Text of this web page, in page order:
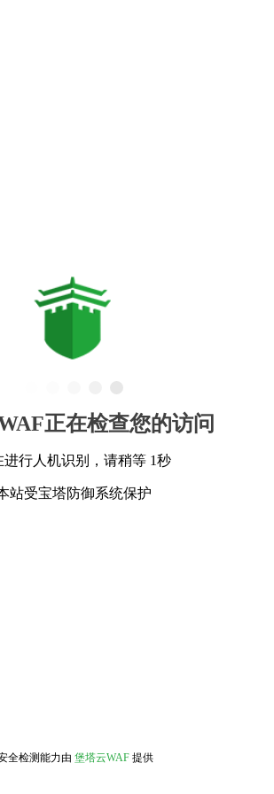
正在检查您的访问
进行人机识别，请稍等 1秒
站受宝塔防御系统保护
全检测能力由 堡塔云WAF 提供